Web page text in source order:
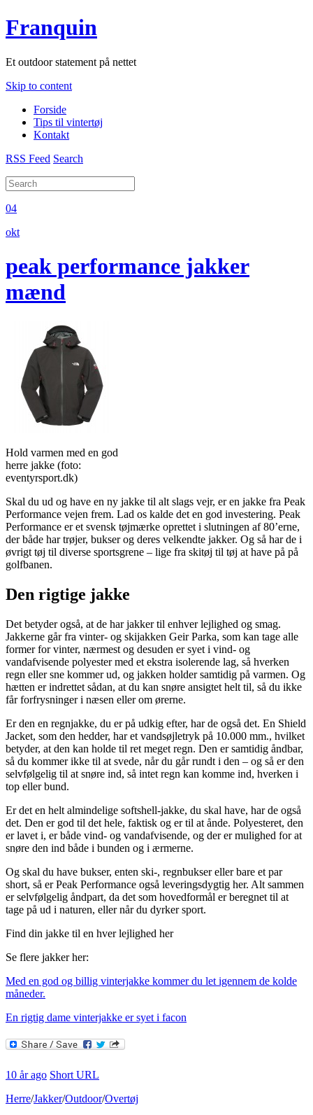
Franquin
Et outdoor statement på nettet
Skip to content
Forside
Tips til vintertøj
Kontakt
RSS Feed Search
04
okt
peak performance jakker
mænd
Hold varmen med en god
herre jakke (foto:
eventyrsport.dk)
Skal du ud og have en ny jakke til alt slags vejr, er en jakke fra Peak
Performance vejen frem. Lad os kalde det en god investering. Peak
Performance er et svensk tøjmærke oprettet i slutningen af 80’erne,
der både har trøjer, bukser og deres velkendte jakker. Og så har de i
øvrigt tøj til diverse sportsgrene – lige fra skitøj til tøj at have på på
golfbanen.
Den rigtige jakke
Det betyder også, at de har jakker til enhver lejlighed og smag.
Jakkerne går fra vinter- og skijakken Geir Parka, som kan tage alle
former for vinter, nærmest og desuden er syet i vind- og
vandafvisende polyester med et ekstra isolerende lag, så hverken
regn eller sne kommer ud, og jakken holder samtidig på varmen. Og
hætten er indrettet sådan, at du kan snøre ansigtet helt til, så du ikke
får forfrysninger i næsen eller om ørerne.
Er den en regnjakke, du er på udkig efter, har de også det. En Shield
Jacket, som den hedder, har et vandsøjletryk på 10.000 mm., hvilket
betyder, at den kan holde til ret meget regn. Den er samtidig åndbar,
så du kommer ikke til at svede, når du går rundt i den – og så er den
selvfølgelig til at snøre ind, så intet regn kan komme ind, hverken i
top eller bund.
Er det en helt almindelige softshell-jakke, du skal have, har de også
det. Den er god til det hele, faktisk og er til at ånde. Polyesteret, den
er lavet i, er både vind- og vandafvisende, og der er mulighed for at
snøre den ind både i bunden og i ærmerne.
Og skal du have bukser, enten ski-, regnbukser eller bare et par
short, så er Peak Performance også leveringsdygtig her. Alt sammen
er selvfølgelig åndpart, da det som hovedformål er beregnet til at
tage på ud i naturen, eller når du dyrker sport.
Find din jakke til en hver lejlighed her
Se flere jakker her:
Med en god og billig vinterjakke kommer du let igennem de kolde
måneder.
En rigtig dame vinterjakke er syet i facon
10 år ago Short URL
Herre/Jakker/Outdoor/Overtøj